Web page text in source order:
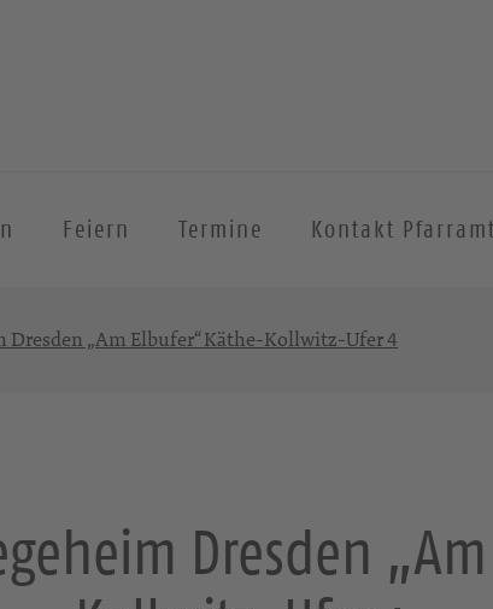
Feiern Termine Kontakt
Dresden „Am Elbufer“ Käthe-Kollwitz-Ufer 4
Dresden